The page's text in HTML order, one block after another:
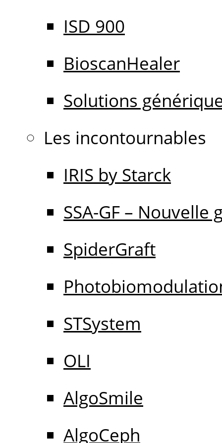
ISD 900
BioscanHealer
Solutions
Les incontournables
IRIS by Starck
SSA-GF – Nouvelle
SpiderGraft
STSystem
OLI
AlgoSmile
AlgoCeph